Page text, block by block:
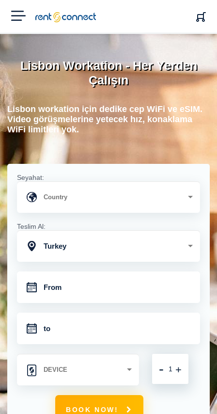
RENT'N
CONNECT
Lisbon Workation - Her Yerden
Çalışın
Lisbon workation için dedike cep WiFi ve eSIM.
Video görüşmelerine yetecek hız, konaklama
WiFi limitleri yok.
Seyahat:
Teslim Al:
Turkey
+
-
BOOK NOW!